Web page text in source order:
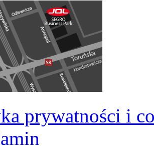
prywatności i